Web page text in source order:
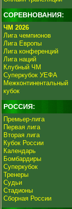
СОРЕВНОВАНИЯ:
ЧМ 2026
Лига чемпионов
Лига Европы
Лига конференций
Лига наций
Клубный ЧМ
Суперкубок УЕФА
Межконтинентальный
кубок
РОССИЯ:
Премьер-лига
Первая лига
Вторая лига
Кубок России
Календарь
Бомбардиры
Суперкубок
Тренеры
Судьи
Стадионы
Сборная России